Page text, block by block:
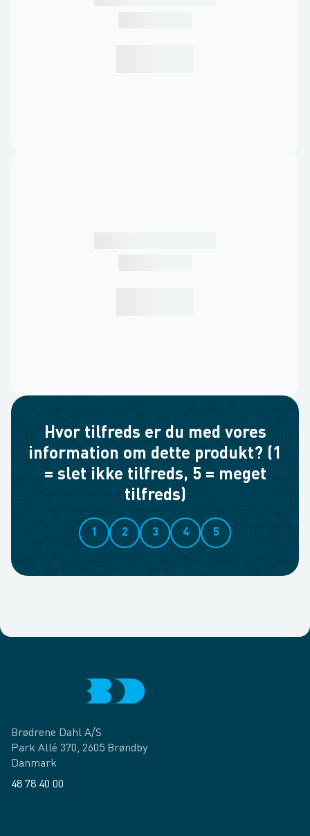
Hvor tilfreds er du med vores
information om dette produkt? (1
= slet ikke tilfreds, 5 = meget
tilfreds)
1 2 3 4 5
Brødrene Dahl A/S
Park Allé 370, 2605 Brøndby
Danmark
48 78 40 00